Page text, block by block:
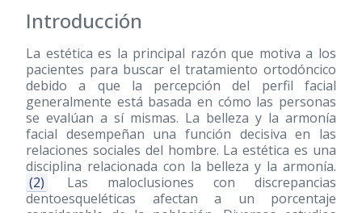
Introducción
La estética es la principal razón que motiva a los
pacientes para buscar el tratamiento ortodóncico
debido a que la percepción del perfil facial
generalmente está basada en cómo las personas
se evalúan a sí mismas. La belleza y la armonía
facial desempeñan una función decisiva en las
relaciones sociales del hombre. La estética es una
disciplina relacionada con la belleza y la armonía.
(2)
Las maloclusiones con discrepancias
dentoesqueléticas afectan a un porcentaje